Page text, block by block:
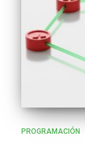
PROGRAMACIÓN